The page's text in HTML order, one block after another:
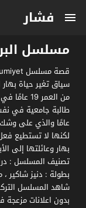
فشار
مسلسل
سياق تغير حياة بهار
من العمر
عامًا والذي على وشك
لكنها لا تستطيع
بهار وعائلتها إلى
تصنيف المسلسل :
بطولة : دنيز شاكير ،
شاهد المسلسل
بدون اعلانات